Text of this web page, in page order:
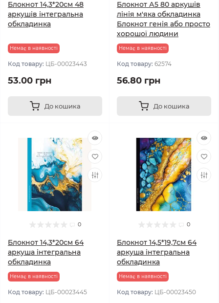
Блокнот 14,3*20см 48
аркушів інтегральна
обкладинка
Немає в наявності
Код товару: ЦБ-00023443
53.00 грн
До кошика
Блокнот А5 80 аркушів
лінія м'яка обкладинка
Блокнот генія або просто
хорошої людини
Немає в наявності
Код товару: 62574
56.80 грн
До кошика
0
Блокнот 14,3*20см 64
аркуша інтегральна
обкладинка
Немає в наявності
Код товару: ЦБ-00023445
0
Блокнот 14,5*19,7см 64
аркуша інтегральна
обкладинка
Немає в наявності
Код товару: ЦБ-00023450